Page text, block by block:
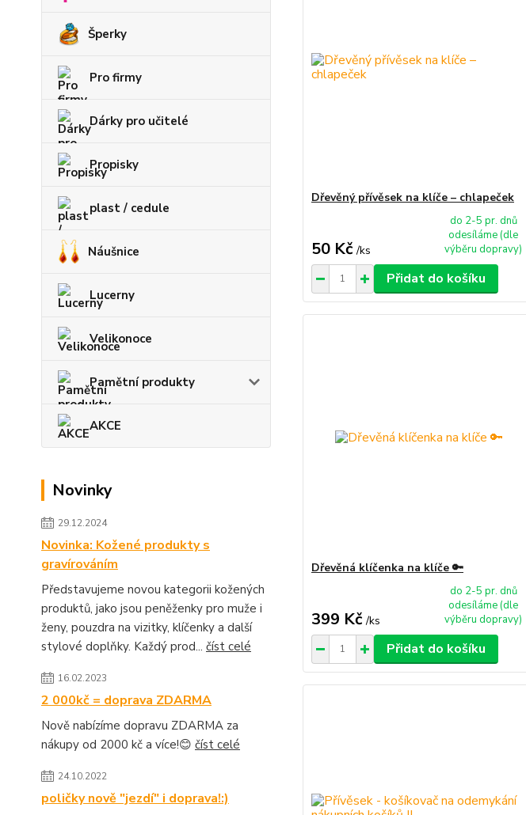
Šperky
Pro firmy
Dárky pro učitelé
Propisky
plast / cedule
Náušnice
Lucerny
Velikonoce
Pamětní produkty
AKCE
Novinky
29.12.2024
Novinka: Kožené produkty s
gravírováním
Představujeme novou kategorii kožených
produktů, jako jsou peněženky pro muže i
ženy, pouzdra na vizitky, klíčenky a další
stylové doplňky. Každý prod... číst celé
16.02.2023
2 000kč = doprava ZDARMA
Nově nabízíme dopravu ZDARMA za
nákupy od 2000 kč a více!😊 číst celé
24.10.2022
poličky nově "jezdí" i doprava!:)
Dřevěný přívěsek na klíče – chlapeček
50 Kč /ks
do 2-5 pr. dnů
odesíláme (dle
výběru dopravy)
Přidat do košíku
Dřevěná klíčenka na klíče 🔑
399 Kč /ks
do 2-5 pr. dnů
odesíláme (dle
výběru dopravy)
Přidat do košíku